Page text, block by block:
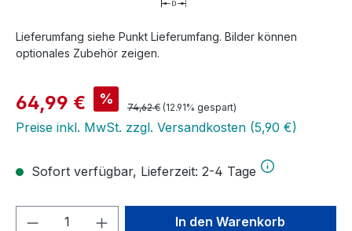
Lieferumfang siehe Punkt Lieferumfang. Bilder können
optionales Zubehör zeigen.
Verkaufspreis:
64,99 € % Regulärer Preis:
74,62 € (12.91% gespart)
Preise inkl. MwSt. zzgl. Versandkosten (5,90 €)
Sofort verfügbar, Lieferzeit: 2-4 Tage
Produkt Anzahl: Gib denIn den Warenkorb